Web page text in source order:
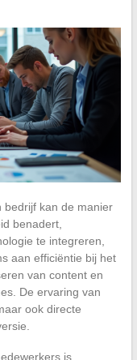
bedrijf kan de manier
benadert,
te integreren,
aan efficiëntie bij het
van content en
De ervaring van
ook directe
is